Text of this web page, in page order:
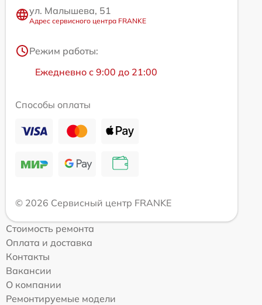
ул. Малышева, 51
Адрес сервисного центра FRANKE
Режим работы:
Ежедневно с 9:00 до 21:00
Способы оплаты
© 2026 Сервисный центр FRANKE
Стоимость ремонта
Оплата и доставка
Контакты
Вакансии
О компании
Ремонтируемые модели